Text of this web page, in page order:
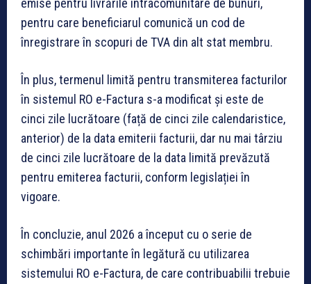
emise pentru livrările intracomunitare de bunuri,
pentru care beneficiarul comunică un cod de
înregistrare în scopuri de TVA din alt stat membru.
În plus, termenul limită pentru transmiterea facturilor
în sistemul RO e-Factura s-a modificat și este de
cinci zile lucrătoare (față de cinci zile calendaristice,
anterior) de la data emiterii facturii, dar nu mai târziu
de cinci zile lucrătoare de la data limită prevăzută
pentru emiterea facturii, conform legislației în
vigoare.
În concluzie, anul 2026 a început cu o serie de
schimbări importante în legătură cu utilizarea
sistemului RO e-Factura, de care contribuabilii trebuie